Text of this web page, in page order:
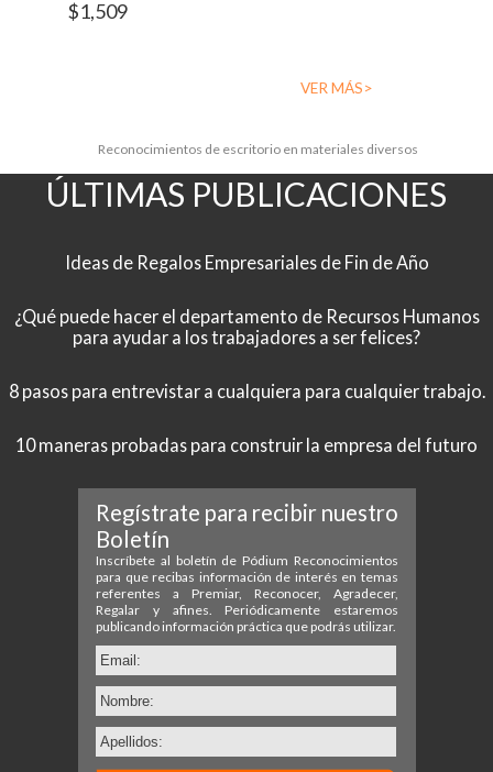
$1,509
VER MÁS>
Reconocimientos de escritorio en materiales diversos
ÚLTIMAS PUBLICACIONES
Ideas de Regalos Empresariales de Fin de Año
¿Qué puede hacer el departamento de Recursos Humanos
para ayudar a los trabajadores a ser felices?
8 pasos para entrevistar a cualquiera para cualquier trabajo.
10 maneras probadas para construir la empresa del futuro